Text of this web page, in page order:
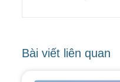
Bài viết liên quan